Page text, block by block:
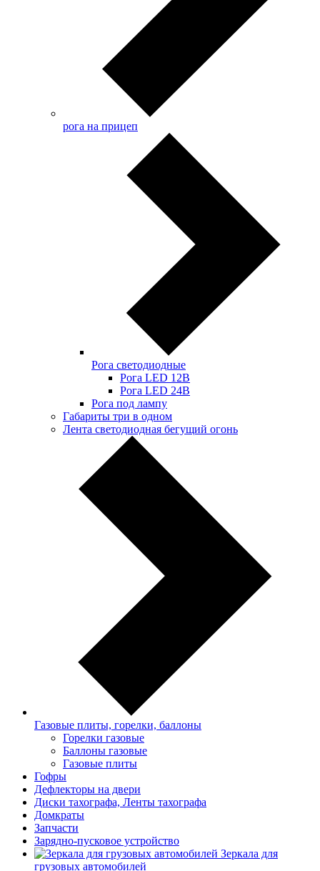
рога на прицеп
Рога светодиодные
Рога LED 12В
Рога LED 24В
Рога под лампу
Габариты три в одном
Лента светодиодная бегущий огонь
Газовые плиты, горелки, баллоны
Горелки газовые
Баллоны газовые
Газовые плиты
Гофры
Дефлекторы на двери
Диски тахографа, Ленты тахографа
Домкраты
Запчасти
Зарядно-пусковое устройство
Зеркала для
грузовых автомобилей